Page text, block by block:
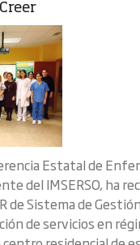
Estatal de
del IMSERSO, ha
de Sistema de
de servicios en